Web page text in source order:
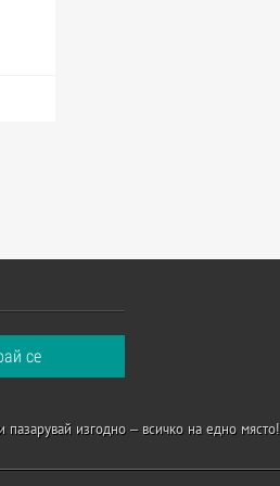
изгодно – всичко на едно място!